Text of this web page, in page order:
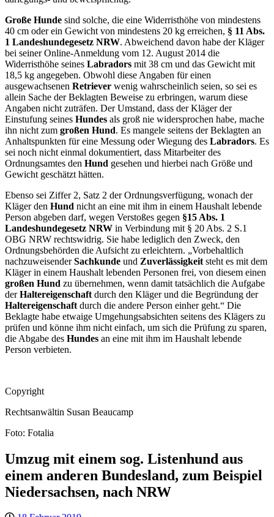
Große Hunde sind solche, die eine Widerristhöhe von mindestens
40 cm oder ein Gewicht von mindestens 20 kg erreichen, § 11 Abs.
1 Landeshundegesetz NRW. Abweichend davon habe der Kläger
bei seiner Online-Anmeldung vom 12. August 2014 die
Widerristhöhe seines Labradors mit 38 cm und das Gewicht mit
18,5 kg angegeben. Obwohl diese Angaben für einen
ausgewachsenen Retriever wenig wahrscheinlich seien, so sei es
allein Sache der Beklagten Beweise zu erbringen, warum diese
Angaben nicht zuträfen. Der Umstand, dass der Kläger der
Einstufung seines Hundes als groß nie widersprochen habe, mache
ihn nicht zum großen Hund. Es mangele seitens der Beklagten an
Anhaltspunkten für eine Messung oder Wiegung des Labradors. Es
sei noch nicht einmal dokumentiert, dass Mitarbeiter des
Ordnungsamtes den Hund gesehen und hierbei nach Größe und
Gewicht geschätzt hätten.
Ebenso sei Ziffer 2, Satz 2 der Ordnungsverfügung, wonach der
Kläger den Hund nicht an eine mit ihm in einem Haushalt lebende
Person abgeben darf, wegen Verstoßes gegen §15 Abs. 1
Landeshundegesetz NRW in Verbindung mit § 20 Abs. 2 S.1
OBG NRW rechtswidrig. Sie habe lediglich den Zweck, den
Ordnungsbehörden die Aufsicht zu erleichtern. „Vorbehaltlich
nachzuweisenderSachkunde und Zuverlässigkeit steht es mit dem
Kläger in einem Haushalt lebenden Personen frei, von diesem einen
großen Hund zu übernehmen, wenn damit tatsächlich die Aufgabe
derHaltereigenschaft durch den Kläger und die Begründung der
Haltereigenschaft durch die andere Person einher geht.“ Die
Beklagte habe etwaige Umgehungsabsichten seitens des Klägers zu
prüfen und könne ihm nicht einfach, um sich die Prüfung zu sparen,
die Abgabe des Hundes an eine mit ihm im Haushalt lebende
Person verbieten.
Copyright
Rechtsanwältin Susan Beaucamp
Foto: Fotalia
Umzug mit einem sog. Listenhund aus
einem anderen Bundesland, zum Beispiel
Niedersachsen, nach NRW